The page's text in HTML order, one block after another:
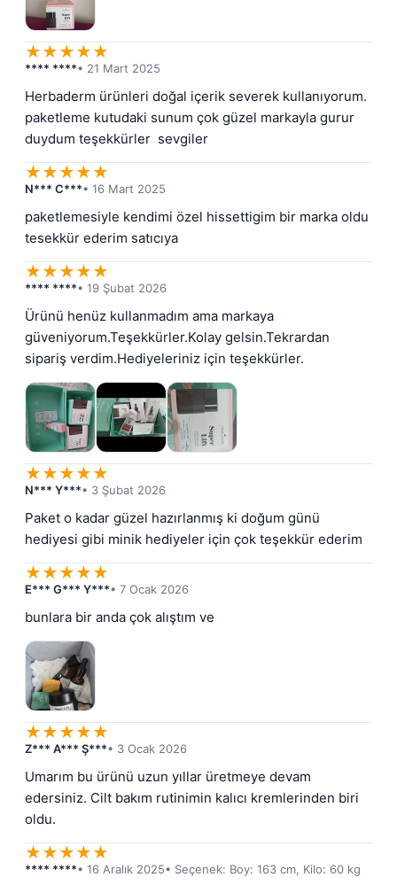
★★★★★
**** ****• 21 Mart 2025
Herbaderm ürünleri doğal içerik severek kullanıyorum.
paketleme kutudaki sunum çok güzel markayla gurur
duydum teşekkürler  sevgiler
★★★★★
N*** C***• 16 Mart 2025
paketlemesiyle kendimi özel hissettigim bir marka oldu
tesekkür ederim satıcıya
★★★★★
**** ****• 19 Şubat 2026
Ürünü henüz kullanmadım ama markaya
güveniyorum.Teşekkürler.Kolay gelsin.Tekrardan
sipariş verdim.Hediyeleriniz için teşekkürler.
★★★★★
N*** Y***• 3 Şubat 2026
Paket o kadar güzel hazırlanmış ki doğum günü
hediyesi gibi minik hediyeler için çok teşekkür ederim
★★★★★
E*** G*** Y***• 7 Ocak 2026
bunlara bir anda çok alıştım ve
★★★★★
Z*** A*** Ş***• 3 Ocak 2026
Umarım bu ürünü uzun yıllar üretmeye devam
edersiniz. Cilt bakım rutinimin kalıcı kremlerinden biri
oldu.
★★★★★
**** ****• 16 Aralık 2025• Seçenek: Boy: 163 cm, Kilo: 60 kg